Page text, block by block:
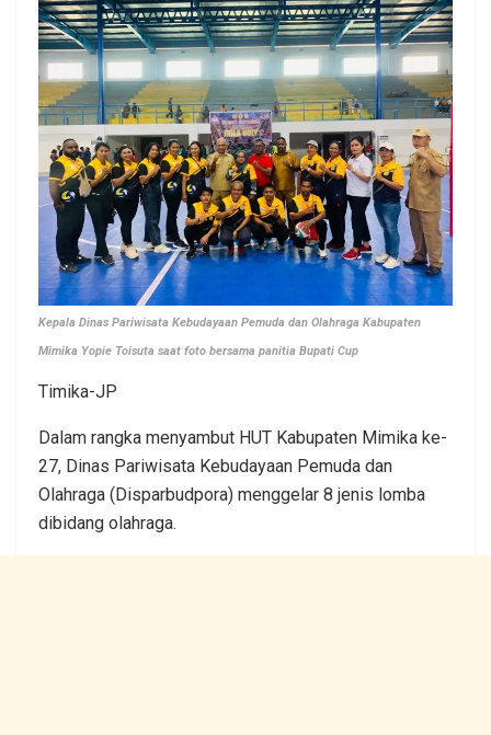
Kepala Dinas Pariwisata Kebudayaan Pemuda dan Olahraga Kabupaten
Mimika Yopie Toisuta saat foto bersama panitia Bupati Cup
Timika-JP
Dalam rangka menyambut HUT Kabupaten Mimika ke-
27, Dinas Pariwisata Kebudayaan Pemuda dan
Olahraga (Disparbudpora) menggelar 8 jenis lomba
dibidang olahraga.